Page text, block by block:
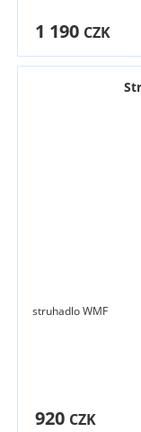
1 190 CZK
struhadlo WMF
920 CZK